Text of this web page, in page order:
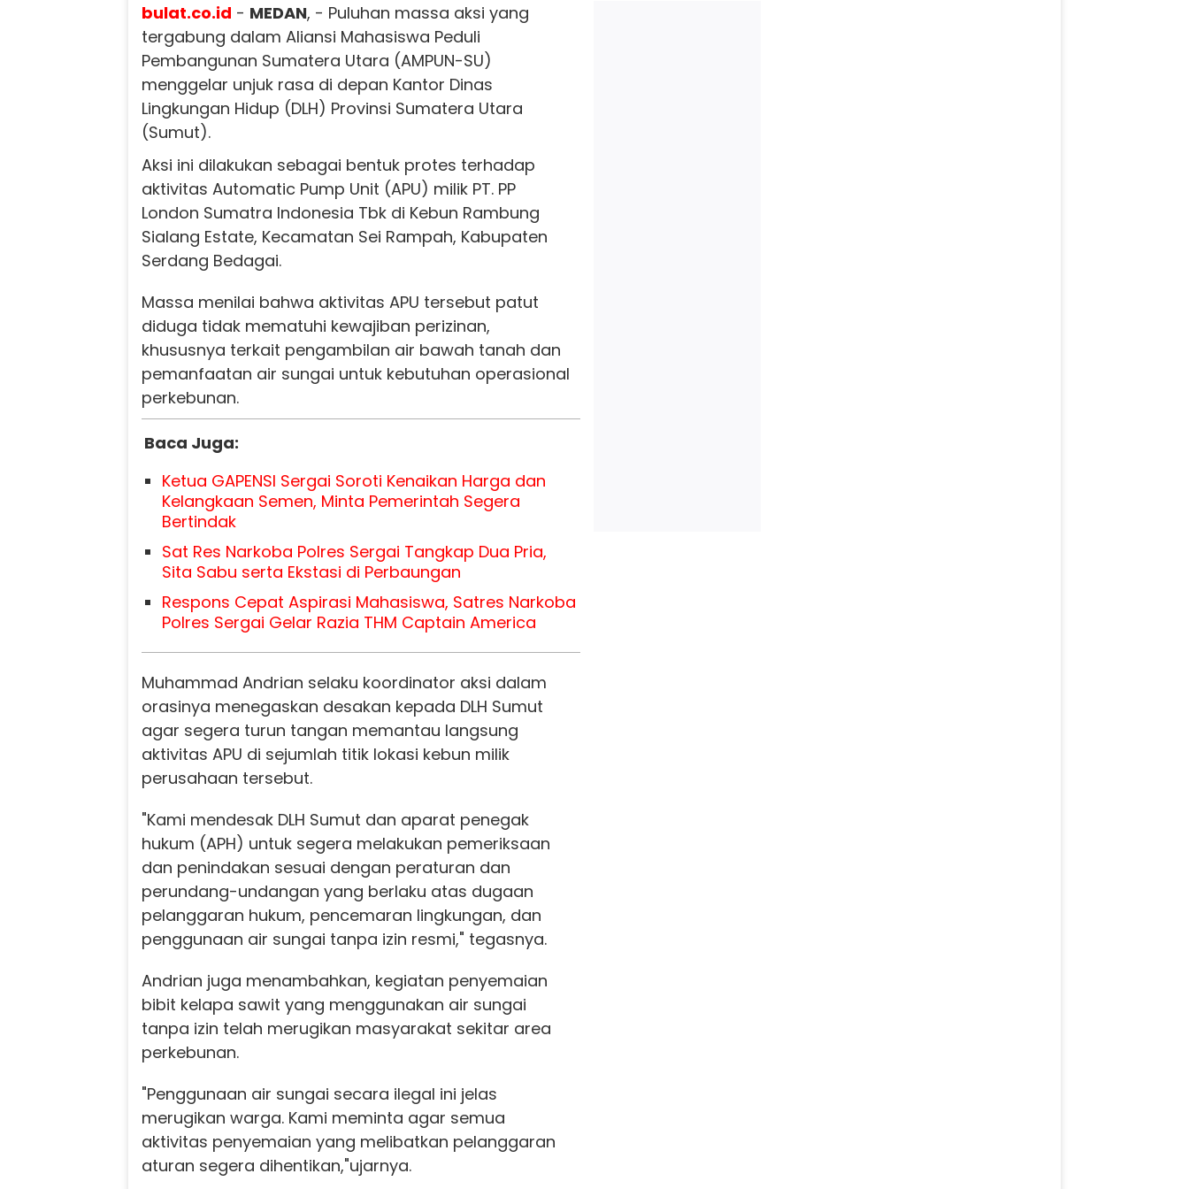
bulat.co.id - MEDAN, - Puluhan massa aksi yang
tergabung dalam Aliansi Mahasiswa Peduli
Pembangunan Sumatera Utara (AMPUN-SU)
menggelar unjuk rasa di depan Kantor Dinas
Lingkungan Hidup (DLH) Provinsi Sumatera Utara
(Sumut).
Aksi ini dilakukan sebagai bentuk protes terhadap
aktivitas Automatic Pump Unit (APU) milik PT. PP
London Sumatra Indonesia Tbk di Kebun Rambung
Sialang Estate, Kecamatan Sei Rampah, Kabupaten
Serdang Bedagai.
Massa menilai bahwa aktivitas APU tersebut patut
diduga tidak mematuhi kewajiban perizinan,
khususnya terkait pengambilan air bawah tanah dan
pemanfaatan air sungai untuk kebutuhan operasional
perkebunan.
Baca Juga:
Ketua GAPENSI Sergai Soroti Kenaikan Harga dan
Kelangkaan Semen, Minta Pemerintah Segera
Bertindak
Sat Res Narkoba Polres Sergai Tangkap Dua Pria,
Sita Sabu serta Ekstasi di Perbaungan
Respons Cepat Aspirasi Mahasiswa, Satres Narkoba
Polres Sergai Gelar Razia THM Captain America
Muhammad Andrian selaku koordinator aksi dalam
orasinya menegaskan desakan kepada DLH Sumut
agar segera turun tangan memantau langsung
aktivitas APU di sejumlah titik lokasi kebun milik
perusahaan tersebut.
"Kami mendesak DLH Sumut dan aparat penegak
hukum (APH) untuk segera melakukan pemeriksaan
dan penindakan sesuai dengan peraturan dan
perundang-undangan yang berlaku atas dugaan
pelanggaran hukum, pencemaran lingkungan, dan
penggunaan air sungai tanpa izin resmi," tegasnya.
Andrian juga menambahkan, kegiatan penyemaian
bibit kelapa sawit yang menggunakan air sungai
tanpa izin telah merugikan masyarakat sekitar area
perkebunan.
"Penggunaan air sungai secara ilegal ini jelas
merugikan warga. Kami meminta agar semua
aktivitas penyemaian yang melibatkan pelanggaran
aturan segera dihentikan,"ujarnya.